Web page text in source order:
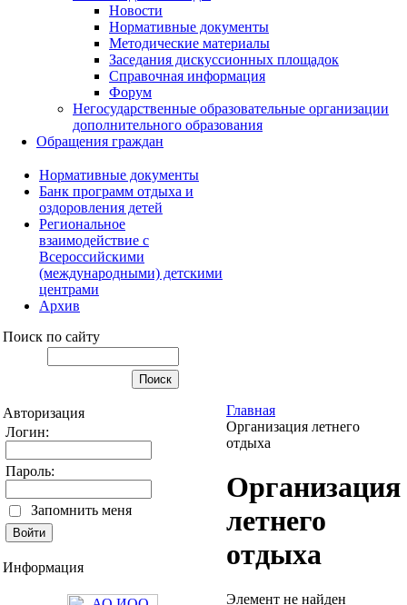
Новости
Нормативные документы
Методические материалы
Заседания дискуссионных площадок
Справочная информация
Форум
Негосударственные образовательные организации
дополнительного образования
Обращения граждан
Нормативные документы
Банк программ отдыха и
оздоровления детей
Региональное
взаимодействие с
Всероссийскими
(международными) детскими
центрами
Архив
Поиск по сайту
Авторизация
Логин:
Пароль:
Запомнить меня
Информация
Главная
Организация летнего
отдыха
Организация
летнего
отдыха
Элемент не найден